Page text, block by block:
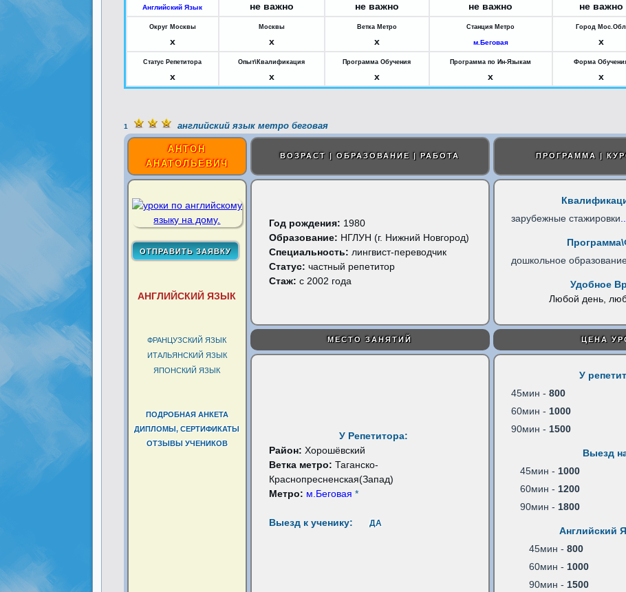
Английский Язык не важно не важно не важно не важно
Округ Москвы
x
Москвы
x
Ветка Метро
x
Станция Метро
м.Беговая
Город Мос.Обл
x
Статус Репетитора
x
Опыт\Квалификация
x
Программа Обучения
x
Программа по Ин-Языкам
x
Форма
x
1 английский язык метро беговая
АНТОН
АНАТОЛЬЕВИЧ
ВОЗРАСТ | ОБРАЗОВАНИЕ | РАБОТА ПРОГРАММА |
АНГЛИЙСКИЙ ЯЗЫК
ФРАНЦУЗСКИЙ ЯЗЫК
ИТАЛЬЯНСКИЙ ЯЗЫК
ЯПОНСКИЙ ЯЗЫК
ПОДРОБНАЯ АНКЕТА
ДИПЛОМЫ, СЕРТИФИКАТЫ
ОТЗЫВЫ УЧЕНИКОВ
Год рождения: 1980
Образование: НГЛУН (г. Нижний Новгород)
Специальность: лингвист-переводчик
Статус: частный репетитор
Стаж: с 2002 года
зарубежные стажировки
дошкольное
Удобное
Любой день,
МЕСТО ЗАНЯТИЙ ЦЕНА
У Репетитора:
Район: Хорошёвский
Ветка метро: Таганско-
Краснопресненская(Запад)
Метро: м.Беговая *
Выезд к ученику: ДА
У
45мин - 800
60мин - 1000
90мин - 1500
Выезд
45мин - 1000
60мин - 1200
90мин - 1800
Английский
45мин - 800
60мин - 1000
90мин - 1500